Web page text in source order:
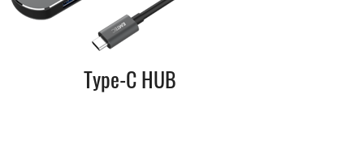
Type-C HUB